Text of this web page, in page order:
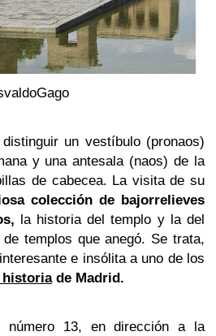
un vestíbulo (pronaos)
y una antesala (naos) de la
de cabecea. La visita de su
colección de bajorrelieves
la historia del templo y la del
templos que anegó. Se trata,
e insólita a uno de los
de Madrid.
número 13, en dirección a la